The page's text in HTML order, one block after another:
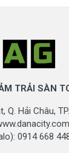
TRẢI SÀN
Q. Hải Châu,
0914 668